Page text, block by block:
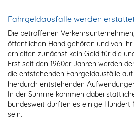
Fahrgeldausfälle werden
Die betroffenen
öffentlichen Hand gehören und von
erhielten zunächst kein Geld für die
Erst seit den 1960er Jahren werden
die entstehenden Fahrgeldausfälle
hierdurch entstehenden
In der Summe kommen dabei
bundesweit dürften es einige Hundert
sein.